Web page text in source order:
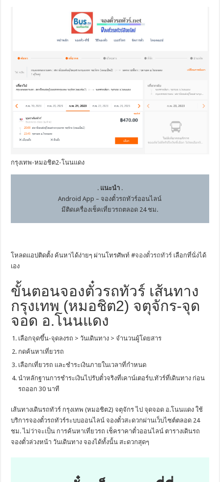
กรุงเทพ-หมอชิต2-โนนแดง
. แนะนำ.
Android App – จองตั๋วรถทัวร์ออนไลน์
มีติดเครื่องเช็คเที่ยวรถตลอด 24 ชม.
โหลดแอปติดตั้ง ค้นหาได้ง่ายๆ ผ่านโทรศัพท์ #จองตั๋วรถทัวร์ เลือกที่นั่งได้
เอง
ขั้นตอนจองตั๋วรถทัวร์ เส้นทาง
กรุงเทพ (หมอชิต2) จตุจักร-จุด
จอด อ.โนนแดง
เลือกจุดขึ้น-จุดลงรถ > วันเดินทาง > จำนวนผู้โดยสาร
กดค้นหาเที่ยวรถ
เลือกเที่ยวรถ และชำระเงินภายในเวลาที่กำหนด
นำหลักฐานการชำระเงินไปรับตั๋วจริงที่เคาน์เตอร์บ.ทัวร์ที่เดินทาง ก่อน
รถออก 30 นาที
เส้นทางเดินรถทัวร์ กรุงเทพ (หมอชิต2) จตุจักร ไป จุดจอด อ.โนนแดง ใช้
บริการจองตั๋วรถทัวร์ระบบออนไลน์ จองตั๋วสะดวกผ่านเว็บไซต์ตลอด 24
ชม. ไม่ว่าจะเป็น การค้นหาเที่ยวรถ เช็คราคาตั๋วออนไลน์ ตารางเดินรถ
จองตั๋วล่วงหน้า วันเดินทาง จองได้ทั้งนั้น สะดวกสุดๆ